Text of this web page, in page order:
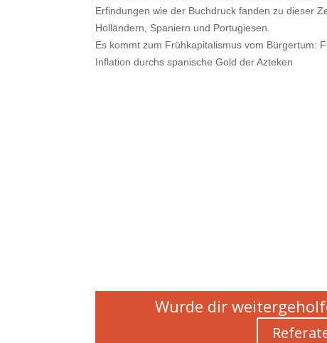
Erfindungen wie der Buchdruck fanden zu dieser
Holländern, Spaniern und Portugiesen.
Es kommt zum Frühkapitalismus vom Bürgertum:
Inflation durchs spanische Gold der Azteken
Wurde dir